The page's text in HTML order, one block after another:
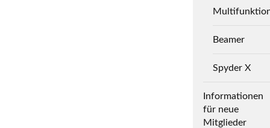
Beamer
Spyder X
Informationen
für neue
Mitglieder